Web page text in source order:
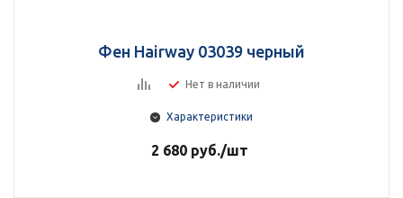
Фен Hairway 03039 черный
Нет в наличии
Характеристики
2 680 руб./шт